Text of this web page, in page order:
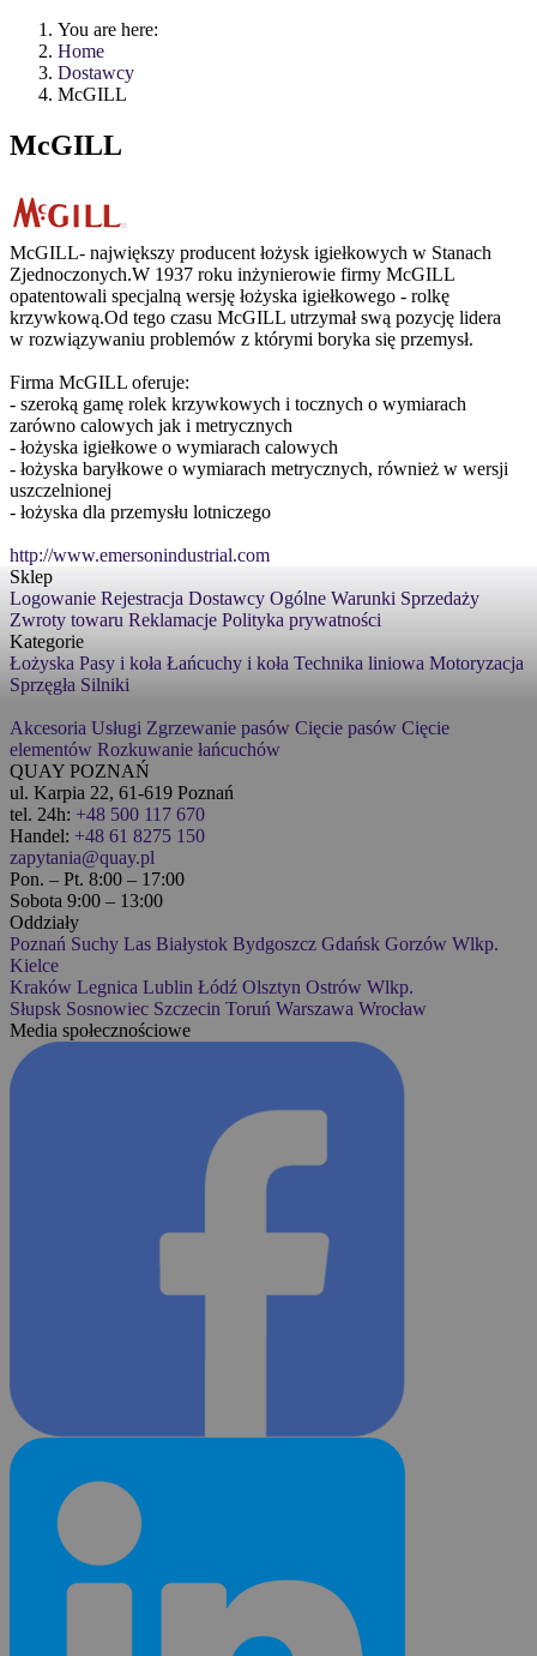
You are here:
Home
Dostawcy
McGILL
McGILL
McGILL- największy producent łożysk igiełkowych w Stanach
Zjednoczonych.W 1937 roku inżynierowie firmy McGILL
opatentowali specjalną wersję łożyska igiełkowego - rolkę
krzywkową.Od tego czasu McGILL utrzymał swą pozycję lidera
w rozwiązywaniu problemów z którymi boryka się przemysł.
Firma McGILL oferuje:
- szeroką gamę rolek krzywkowych i tocznych o wymiarach
zarówno calowych jak i metrycznych
- łożyska igiełkowe o wymiarach calowych
- łożyska baryłkowe o wymiarach metrycznych, również w wersji
uszczelnionej
- łożyska dla przemysłu lotniczego
http://www.emersonindustrial.com
Sklep
Logowanie Rejestracja Dostawcy Ogólne Warunki Sprzedaży
Zwroty towaru Reklamacje Polityka prywatności
Kategorie
Łożyska Pasy i koła Łańcuchy i koła Technika liniowa Motoryzacja
Sprzęgła Silniki
Akcesoria Usługi Zgrzewanie pasów Cięcie pasów Cięcie
elementów Rozkuwanie łańcuchów
QUAY POZNAŃ
ul. Karpia 22, 61-619 Poznań
tel. 24h: +48 500 117 670
Handel: +48 61 8275 150
zapytania@quay.pl
Pon. – Pt. 8:00 – 17:00
Sobota 9:00 – 13:00
Oddziały
Poznań Suchy Las Białystok Bydgoszcz Gdańsk Gorzów Wlkp.
Kielce
Kraków Legnica Lublin Łódź Olsztyn Ostrów Wlkp.
Słupsk Sosnowiec Szczecin Toruń Warszawa Wrocław
Media społecznościowe